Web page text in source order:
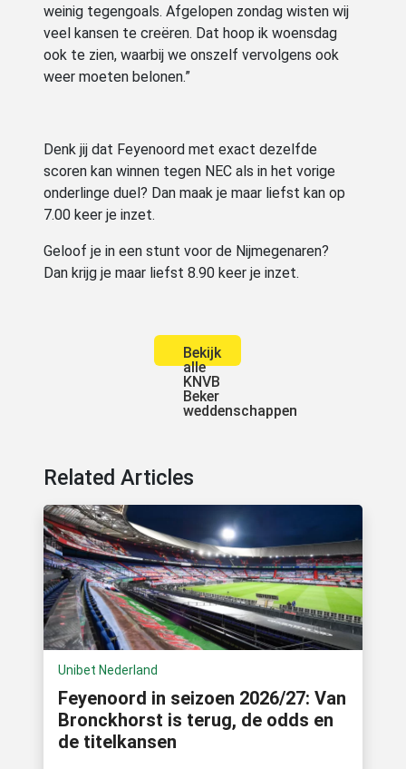
weinig tegengoals. Afgelopen zondag wisten wij
veel kansen te creëren. Dat hoop ik woensdag
ook te zien, waarbij we onszelf vervolgens ook
weer moeten belonen.”
Denk jij dat Feyenoord met exact dezelfde
scoren kan winnen tegen NEC als in het vorige
onderlinge duel? Dan maak je maar liefst kan op
7.00 keer je inzet.
Geloof je in een stunt voor de Nijmegenaren?
Dan krijg je maar liefst 8.90 keer je inzet.
Bekijk
alle
KNVB
Beker
weddenschappen
Related Articles
Unibet Nederland
Feyenoord in seizoen 2026/27: Van
Bronckhorst is terug, de odds en
de titelkansen